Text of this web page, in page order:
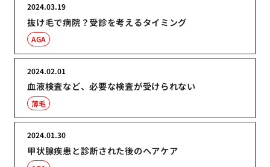
抜け毛で病院？受診を考えるタイミング
2024.03.19
AGA
血液検査など、必要な検査が受けられない
2024.02.01
薄毛
甲状腺疾患と診断された後のヘアケア
2024.01.30